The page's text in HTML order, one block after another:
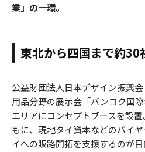
業」の一環。
東北から四国まで約30
公益財団法人日本デザイン振興
用品分野の展示会「バンコク国
エリアにコンセプトブースを設
もに、現地タイ資本などのバイ
イへの販路開拓を支援するのが目